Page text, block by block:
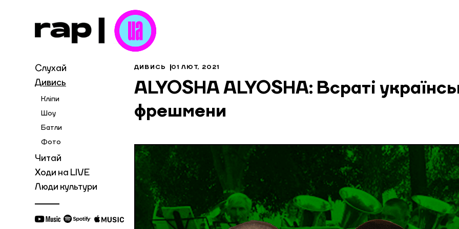
Слухай
Дивись
Кліпи
Шоу
Батли
Фото
Читай
Ходи на LIVE
Люди культури
ДИВИСЬ 01 ЛЮТ, 2021
ALYOSHA ALYOSHA: Всраті
фрешмени